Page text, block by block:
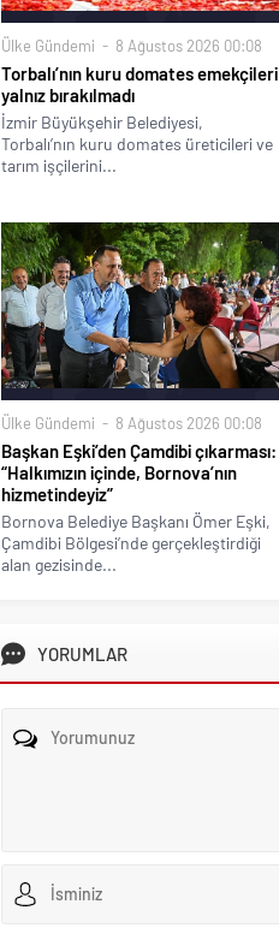
Ülke Gündemi 8 Ağustos 2026 00:08
Torbalı’nın kuru domates emekçileri
yalnız bırakılmadı
İzmir Büyükşehir Belediyesi,
Torbalı’nın kuru domates üreticileri ve
tarım işçilerini...
Ülke Gündemi 8 Ağustos 2026 00:08
Başkan Eşki’den Çamdibi çıkarması:
“Halkımızın içinde, Bornova’nın
hizmetindeyiz”
Bornova Belediye Başkanı Ömer Eşki,
Çamdibi Bölgesi’nde gerçekleştirdiği
alan gezisinde...
YORUMLAR